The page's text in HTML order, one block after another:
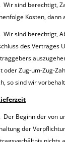
Wir sind berechtigt,
Kosten,
Wir sind berechtigt,
des Vertrages
oder Zug-um-Zug-
so sind wir
Der Beginn der von
der